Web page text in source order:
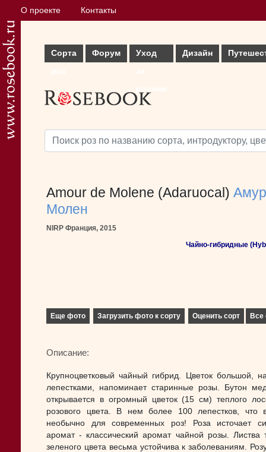
О проекте Контакты
Сорта
Форум
Уход
Дизайн
Amour de Molene (Adaruocal)
Молен
NIRP Франция, 2015
Чайно-гибридные
Еще фото Загрузить фото к сорту Оценить сорт Все
Описание:
Крупноцветковый чайный гибрид. Цветок большой,
лепестками, напоминает старинные розы. Бутон
открывается в огромный цветок (15 см) теплого
розового цвета. В нем более 100 лепестков, что
необычно для современных роз! Роза источает
аромат - классический аромат чайной розы. Листва
зеленого цвета весьма устойчива к заболеваниям.